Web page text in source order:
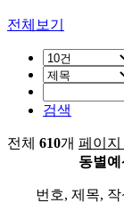
전체보기
검색
전체 610개 페이지
동별
번호, 제목,